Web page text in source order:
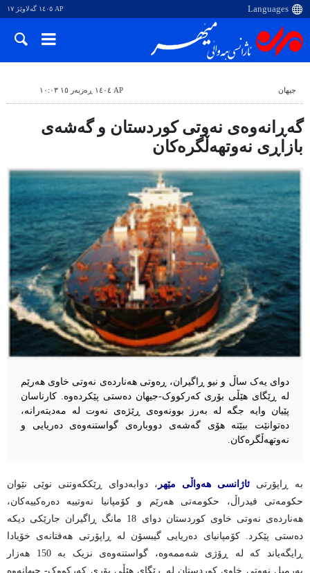
AP ١٤٠٥ گەلاوێژ ١٧
جیهان AP ١٤٠٤ ڕەزبەر ١٥ ١٠:٠٣
گەڕانەوەی نەوتی کوردستان و گەشەی
بازاڕی نەوتهەڵگرەکان
دوای یەک ساڵ و نیو ڕاگیران، ڕەوتی هەناردەی نەوتی خاوی هەرێم
لە ڕێگای هێڵی بۆری کەرکووک-جیهان دەستی پێکردەوە. کارناسان
پێیان وایە جگە لە بەرز بوونەوەی ڕێژەی نەوت لە مەدیتەرانە،
دەتوانێت ببێتە هۆی گەشەی دووبارەی گواستنەوەی دەریایی و
نەوتهەڵگرەکان.
بە ڕاپۆرتی ئاژانسی هەواڵی مێهر ، دوابەدوای ڕێککەوتنی نوێی نێوان
حکومەتی فیدراڵ، حکومەتی هەرێم و کۆمپانیا نەوتییە دەرەکییەکان،
هەناردەی نەوتی خاوی کوردستان دوای 18 مانگ ڕاگیران جارێکی دیکە
دەستی پێکرد. کۆمپانیای دەریایی گیبسۆن لە ڕاپۆرتی هەفتانەی خۆیادا
ڕایگەیاند کە لە ڕۆژی شەممەوە، گواستنەوەی نزیک بە 150 هەزار
بەرمیل نەوتی خاوی کوردستان لە ڕێگای هێڵی بۆری کەرکووک- جیهانەوە